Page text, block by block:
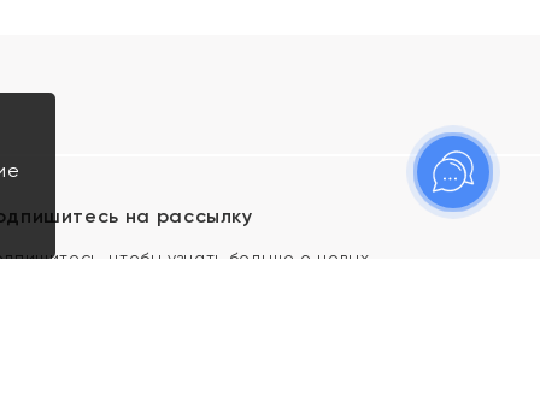
на рассылку
чтобы узнать больше о новых